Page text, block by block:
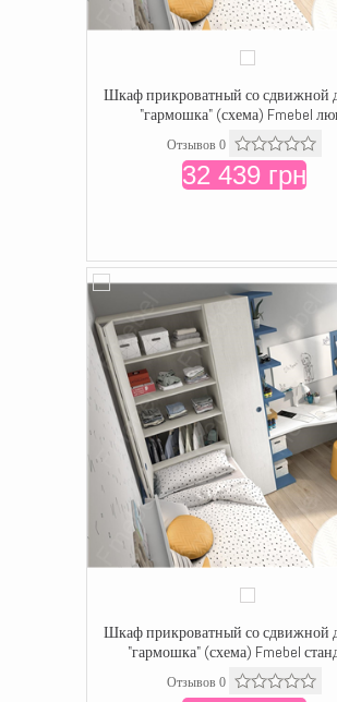
Шкаф прикроватный со сдвижной
"гармошка" (схема) Fmebel
Отзывов 0
32 439 грн
Шкаф прикроватный со сдвижной
"гармошка" (схема) Fmebel
Отзывов 0